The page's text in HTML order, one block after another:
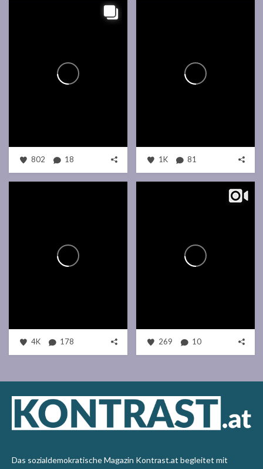
802 18 1K 81
4K 178 269 10
Das sozialdemokratische Magazin Kontrast.at begleitet mit